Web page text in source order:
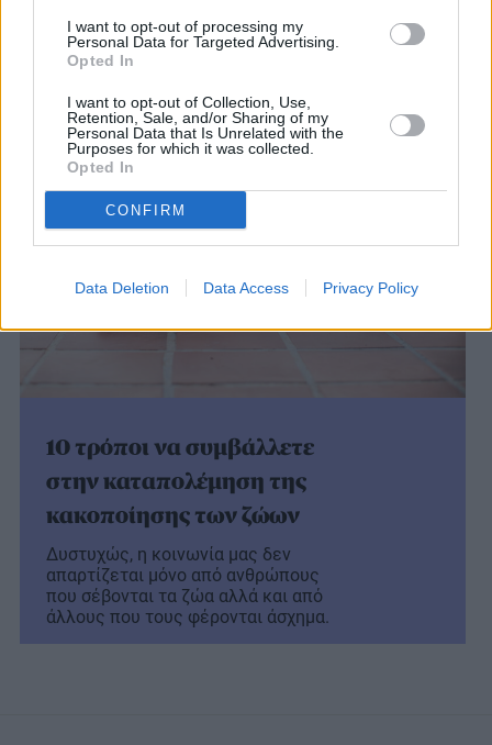
I want to opt-out of processing my
Personal Data for Targeted Advertising.
Opted In
I want to opt-out of Collection, Use,
Retention, Sale, and/or Sharing of my
Personal Data that Is Unrelated with the
Purposes for which it was collected.
Opted In
CONFIRM
Data Deletion Data Access Privacy Policy
Η συμβολή του θεωρείται καθοριστική από τις
φιλοζωικές οργανώσεις, που τονίζουν πως τέτοιες
μέλλον όπου τα ζώα δεν θα υποφέρουν στο όνομα της
επιστήμης και της ασφάλειας.
10 τρόποι να συμβάλλετε
στην καταπολέμηση της
κακοποίησης των ζώων
Δυστυχώς, η κοινωνία μας δεν
απαρτίζεται μόνο από ανθρώπους
που σέβονται τα ζώα αλλά και από
άλλους που τους φέρονται άσχημα.